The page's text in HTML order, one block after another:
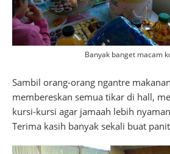
Banyak banget macam
Sambil orang-orang ngantre
membereskan semua tikar di hall,
kursi-kursi agar jamaah lebih
Terima kasih banyak sekali buat